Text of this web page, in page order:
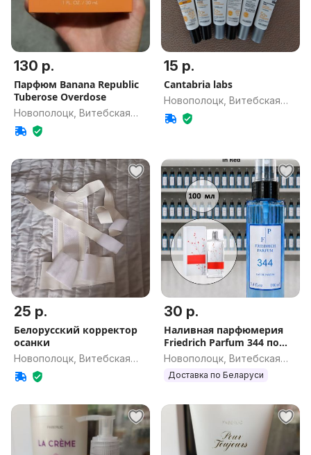
130 р.
Парфюм Banana Republic
Tuberose Overdose
Новополоцк, Витебская
обл.
15 р.
Cantabria labs
Новополоцк, Витебская
обл.
25 р.
Белорусский корректор
осанки
Новополоцк, Витебская
обл.
30 р.
Наливная парфюмерия
Friedrich Parfum 344 по
мотивам In Red Арманд
Баси ин рэд 100 мл
Новополоцк, Витебская
обл.
Доставка по Беларуси